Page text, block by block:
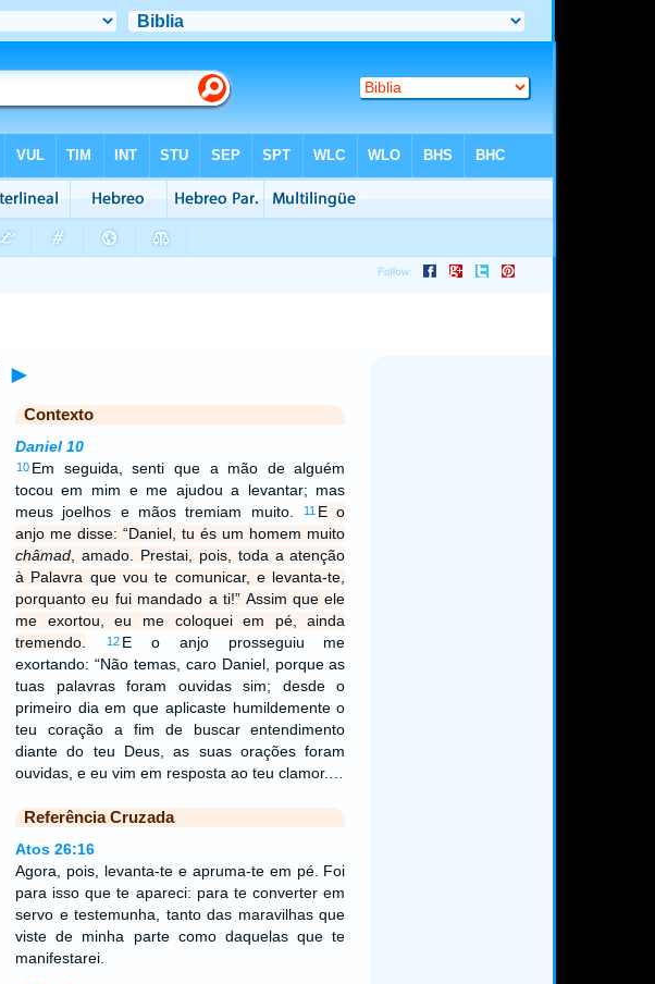
►
Contexto
Daniel 10
10 Em seguida, senti que a mão de alguém
tocou em mim e me ajudou a levantar; mas
meus joelhos e mãos tremiam muito.
11 E o
anjo me disse: “Daniel, tu és um homem muito
châmad, amado. Prestai, pois, toda a atenção
à Palavra que vou te comunicar, e levanta-te,
porquanto eu fui mandado a ti!” Assim que ele
me exortou, eu me coloquei em pé, ainda
tremendo.
12 E o anjo prosseguiu me
exortando: “Não temas, caro Daniel, porque as
tuas palavras foram ouvidas sim; desde o
primeiro dia em que aplicaste humildemente o
teu coração a fim de buscar entendimento
diante do teu Deus, as suas orações foram
ouvidas, e eu vim em resposta ao teu clamor.…
Referência Cruzada
Atos 26:16
Agora, pois, levanta-te e apruma-te em pé. Foi
para isso que te apareci: para te converter em
servo e testemunha, tanto das maravilhas que
viste de minha parte como daquelas que te
manifestarei.